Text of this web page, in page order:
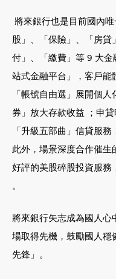
將來銀行也是目前國內
股」、「保險」、「房
付」、「繳費」等 9 大
站式金融平台」，客戶能
「帳號自由選」展開個
券」放大存款收益 ；申
「升級五部曲」信貸服
此外，場景深度合作催
好評的美股碎股投資服
。
將來銀行矢志成為國人
場取得先機，鼓勵國人穩
先鋒」。